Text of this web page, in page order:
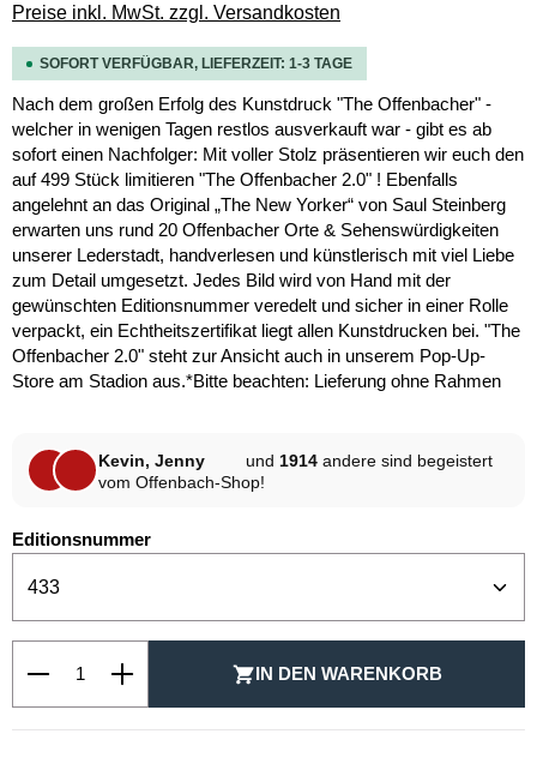
Preise inkl. MwSt. zzgl. Versandkosten
SOFORT VERFÜGBAR, LIEFERZEIT: 1-3 TAGE
Nach dem großen Erfolg des Kunstdruck "The Offenbacher" -
welcher in wenigen Tagen restlos ausverkauft war - gibt es ab
sofort einen Nachfolger: Mit voller Stolz präsentieren wir euch den
auf 499 Stück limitieren "The Offenbacher 2.0" ! Ebenfalls
angelehnt an das Original „The New Yorker“ von Saul Steinberg
erwarten uns rund 20 Offenbacher Orte & Sehenswürdigkeiten
unserer Lederstadt, handverlesen und künstlerisch mit viel Liebe
zum Detail umgesetzt. Jedes Bild wird von Hand mit der
gewünschten Editionsnummer veredelt und sicher in einer Rolle
verpackt, ein Echtheitszertifikat liegt allen Kunstdrucken bei. "The
Offenbacher 2.0" steht zur Ansicht auch in unserem Pop-Up-
Store am Stadion aus.*Bitte beachten: Lieferung ohne Rahmen
Kevin, Jenny und 1914 andere sind begeistert
vom Offenbach-Shop!
Editionsnummerauswählen
IN DEN WARENKORB